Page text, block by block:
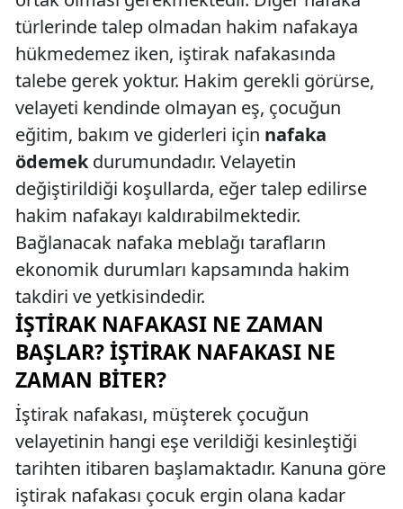
türlerinde talep olmadan hakim nafakaya
hükmedemez iken, iştirak nafakasında
talebe gerek yoktur. Hakim gerekli görürse,
velayeti kendinde olmayan eş, çocuğun
eğitim, bakım ve giderleri için nafaka
ödemekdurumundadır. Velayetin
değiştirildiği koşullarda, eğer talep edilirse
hakim nafakayı kaldırabilmektedir.
Bağlanacak nafaka meblağı tarafların
ekonomik durumları kapsamında hakim
takdiri ve yetkisindedir.
İŞTIRAK NAFAKASI NE ZAMAN
BAŞLAR?İŞTIRAK NAFAKASI NE
ZAMAN BITER?
İştirak nafakası, müşterek çocuğun
velayetinin hangi eşe verildiği kesinleştiği
tarihten itibaren başlamaktadır. Kanuna göre
iştirak nafakası çocuk ergin olana kadar